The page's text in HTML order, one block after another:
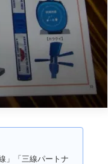
」「三線パートナ